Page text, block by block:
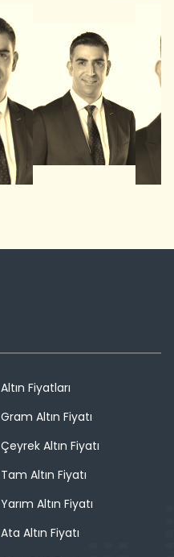
Altın Fiyatları
Gram Altın Fiyatı
Çeyrek Altın Fiyatı
Tam Altın Fiyatı
Yarım Altın Fiyatı
Ata Altın Fiyatı